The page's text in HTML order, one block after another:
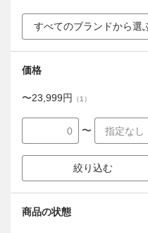
すべてのブランドから選
価格
〜23,999円 （1 ）
〜
絞り込む
商品の状態